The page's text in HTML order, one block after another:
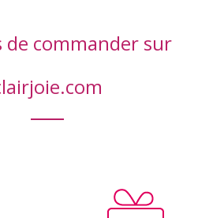
de commander sur